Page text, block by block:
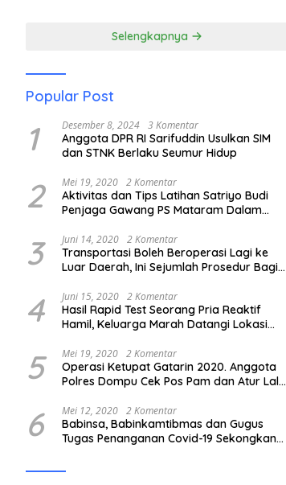
Selengkapnya
Popular Post
1 Desember 8, 2024 3 Komentar
Anggota DPR RI Sarifuddin Usulkan SIM
dan STNK Berlaku Seumur Hidup
2 Mei 19, 2020 2 Komentar
Aktivitas dan Tips Latihan Satriyo Budi
Penjaga Gawang PS Mataram Dalam
3 Juni 14, 2020 2 Komentar
Transportasi Boleh Beroperasi Lagi ke
Luar Daerah, Ini Sejumlah Prosedur Bagi
4 Juni 15, 2020 2 Komentar
Hasil Rapid Test Seorang Pria Reaktif
Hamil, Keluarga Marah Datangi Lokasi
5 Mei 19, 2020 2 Komentar
Operasi Ketupat Gatarin 2020. Anggota
Polres Dompu Cek Pos Pam dan Atur Lalu
6 Mei 12, 2020 2 Komentar
Babinsa, Babinkamtibmas dan Gugus
Tugas Penanganan Covid-19 Sekongkang
ODP.